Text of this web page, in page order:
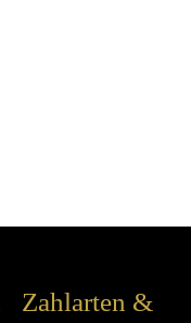
Zahlarten &